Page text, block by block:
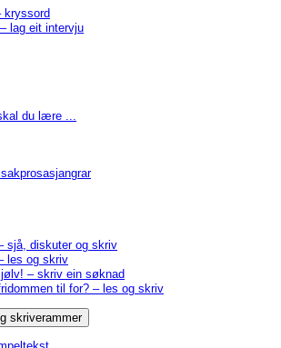
kryssord
lag eit intervju
du lære ...
sjå, diskuter og skriv
les og skriv
– skriv ein søknad
til for? – les og skriv
skriverammer